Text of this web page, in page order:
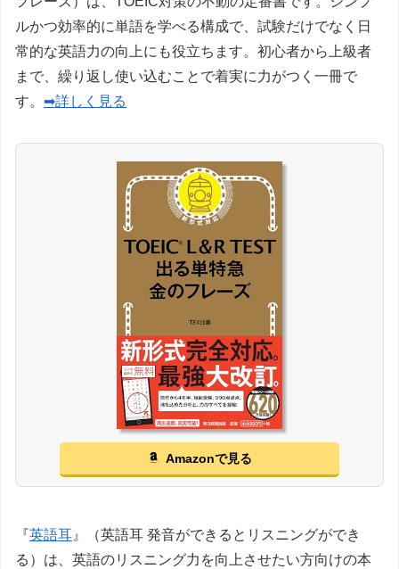
ルかつ効率的に単語を学べる構成で、試験だけでなく日
常的な英語力の向上にも役立ちます。初心者から上級者
まで、繰り返し使い込むことで着実に力がつく一冊で
す。 ➡詳しく見る
Amazonで見る
『英語耳 』（英語耳 発音ができるとリスニングができ
る）は、英語のリスニング力を向上させたい方向けの本